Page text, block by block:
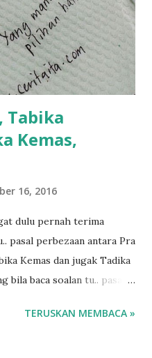
husna... yang abg
shah la pulak.. tapi
ummi pimpin... ajer rebeh
Tabika
Kemas,
16, 2016
dulu pernah terima
pasal perbezaan antara Pra
Kemas dan jugak Tadika
bila baca soalan tu.. pasal
sorang dan aku hentam je
TERUSKAN MEMBACA »